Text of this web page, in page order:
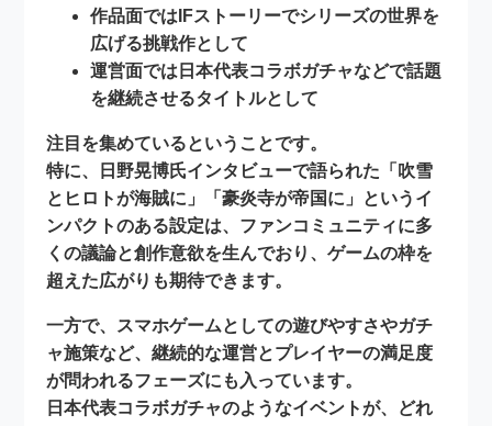
作品面では IFストーリーでシリーズの世界を
広げる挑戦作として
運営面では 日本代表コラボガチャなどで話題
を継続させるタイトルとして
注目を集めているということです。
特に、日野晃博氏インタビューで語られた「吹雪
とヒロトが海賊に」「豪炎寺が帝国に」というイ
ンパクトのある設定は、ファンコミュニティに多
くの議論と創作意欲を生んでおり、ゲームの枠を
超えた広がりも期待できます。
一方で、スマホゲームとしての遊びやすさやガチ
ャ施策など、継続的な運営とプレイヤーの満足度
が問われるフェーズにも入っています。
日本代表コラボガチャのようなイベントが、どれ